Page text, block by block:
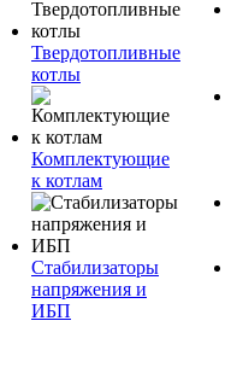
Твердотопливные
котлы
Комплектующие
к котлам
Стабилизаторы
напряжения и
ИБП